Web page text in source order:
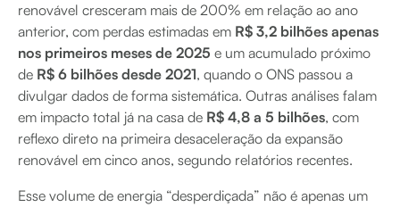
renovável cresceram mais de 200% em relação ao ano
anterior, com perdas estimadas em R$ 3,2 bilhões apenas
nos primeiros meses de 2025 e um acumulado próximo
de R$ 6 bilhões desde 2021, quando o ONS passou a
divulgar dados de forma sistemática. Outras análises falam
em impacto total já na casa de R$ 4,8 a 5 bilhões, com
reflexo direto na primeira desaceleração da expansão
renovável em cinco anos, segundo relatórios recentes.
Esse volume de energia “desperdiçada” não é apenas um